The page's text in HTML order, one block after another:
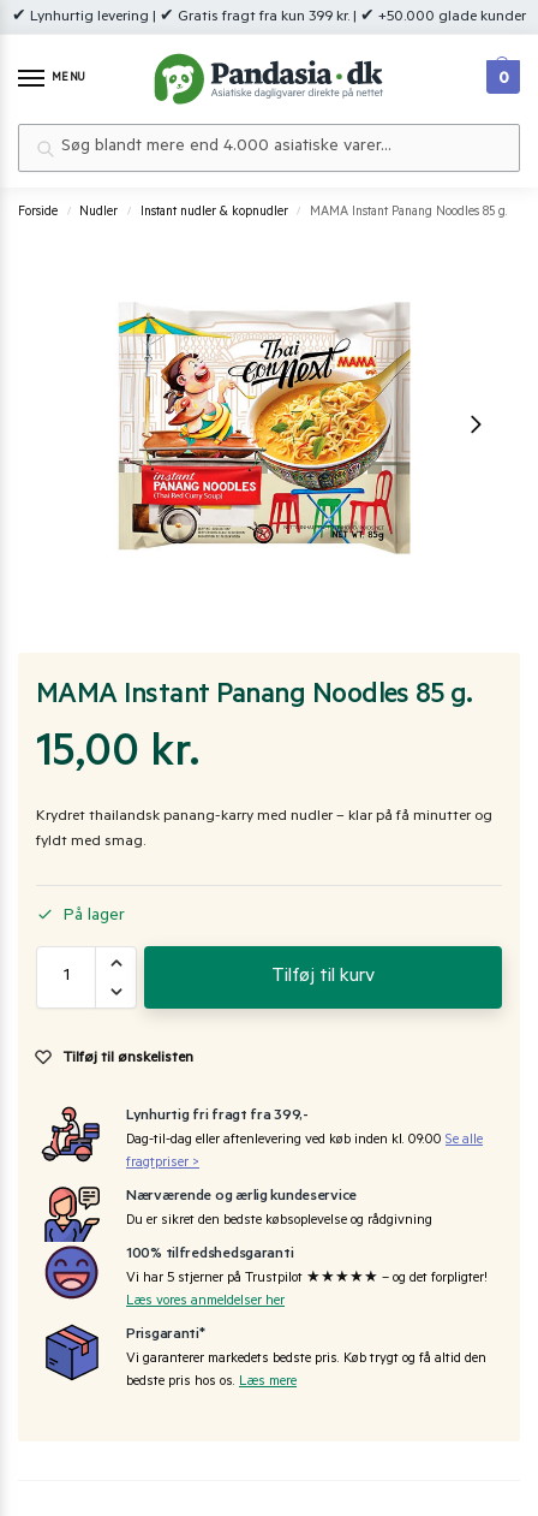
✔ Lynhurtig levering | ✔ Gratis fragt fra kun 399 kr. | ✔ +50.000 glade kunder
MENU 0
Forside / Nudler / Instant nudler & kopnudler / MAMA Instant Panang Noodles 85 g.
MAMA Instant Panang Noodles 85 g.
15,00 kr.
Krydret thailandsk panang-karry med nudler – klar på få minutter og
fyldt med smag.
På lager
Tilføj til kurv
Tilføj til ønskelisten
Lynhurtig fri fragt fra 399,-
Dag-til-dag eller aftenlevering ved køb inden kl. 09:00 Se alle
fragtpriser >
Nærværende og ærlig kundeservice
Du er sikret den bedste købsoplevelse og rådgivning
100% tilfredshedsgaranti
Vi har 5 stjerner på Trustpilot ★★★★★ – og det forpligter!
Læs vores anmeldelser her
Prisgaranti*
Vi garanterer markedets bedste pris. Køb trygt og få altid den
bedste pris hos os. Læs mere